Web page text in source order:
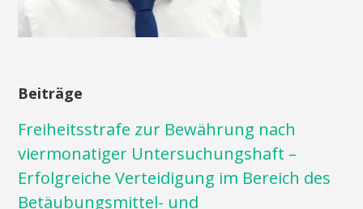
Beiträge
Freiheitsstrafe zur Bewährung nach
viermonatiger Untersuchungshaft –
Erfolgreiche Verteidigung im Bereich des
Betäubungsmittel- und